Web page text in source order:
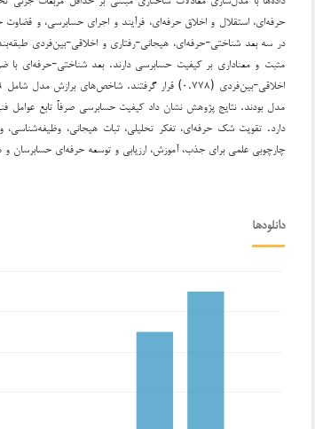
حرفه‌ای، استقلال و اخلاق حرفه‌ای، فرآیند و اجرای حسابرسی، و
در سه بعد شناختی-حرفه‌ای، هیجانی-رفتاری و اخلاقی-بین‌فردی
مدل بودند. نتایج پژوهش نشان داد کیفیت حسابرسی صرفاً تابع عوامل
دارد. تقویت شک حرفه‌ای، تفکر تحلیلی، ثبات هیجانی،
چارچوبی علمی برای جذب، آموزش، ارزیابی و توسعه حرفه‌ای
دانلودها